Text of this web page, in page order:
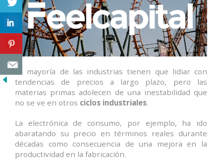
La mayoría de las industrias tienen que lidiar con
tendencias de precios a largo plazo, pero las
materias primas adolecen de una inestabilidad que
no se ve en otros ciclos industriales.
La electrónica de consumo, por ejemplo, ha ido
abaratando su precio en términos reales durante
décadas como consecuencia de una mejora en la
productividad en la fabricación.